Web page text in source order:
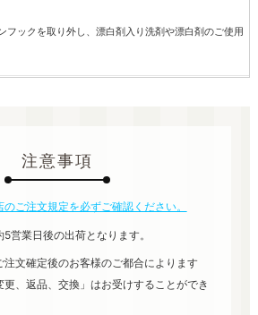
フックを取り外し、漂白剤入り洗剤や漂白剤のご使用
注意事項
ご注文規定を必ずご確認ください。
営業日後の出荷となります。
注文確定後のお客様のご都合によります
更、返品、交換」はお受けすることができ